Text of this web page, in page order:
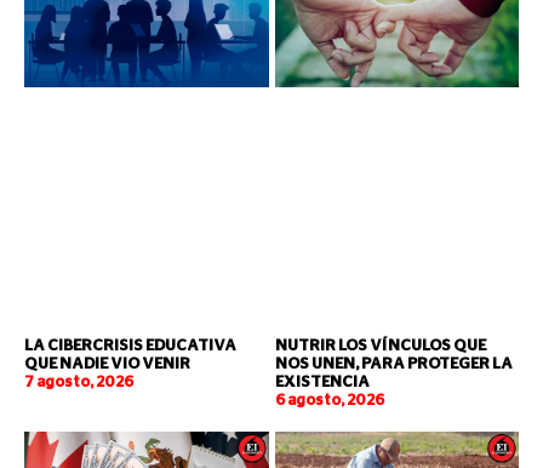
LA CIBERCRISIS EDUCATIVA
QUE NADIE VIO VENIR
7 agosto, 2026
NUTRIR LOS VÍNCULOS QUE
NOS UNEN, PARA PROTEGER LA
EXISTENCIA
6 agosto, 2026